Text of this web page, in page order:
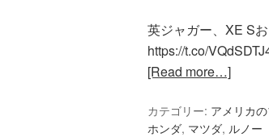
英ジャガー、XE S
https://t.co/
[Read more…]
カテゴリー: アメリカ
ホンダ, マツダ, ルノー